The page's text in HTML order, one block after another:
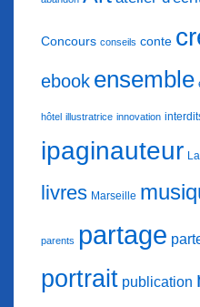
Concours conseils conte
ebook ensemble
hôtel illustratrice innovation
ipaginauteur
livres Marseille
parents partage
portrait publication